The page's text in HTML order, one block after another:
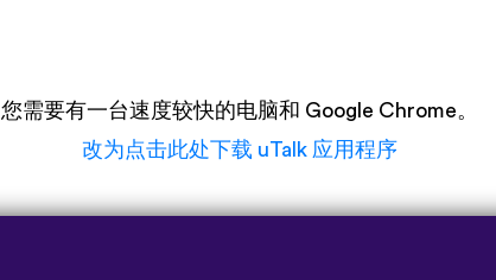
您需要有一台速度较快的电脑和 Google Chrome。
改为点击此处下载 uTalk 应用程序